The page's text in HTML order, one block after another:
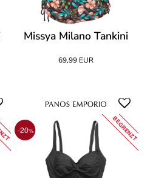
Missya Milano Tankini
69,99 EUR
-20% BEGRENZT